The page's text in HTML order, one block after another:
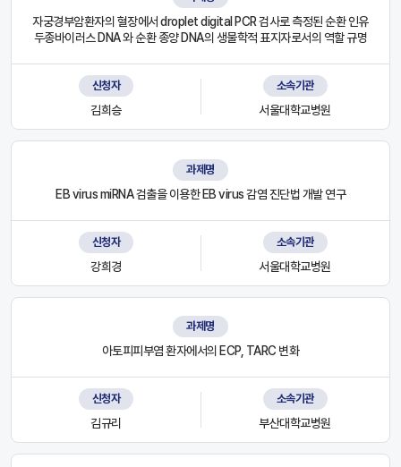
자궁경부암환자의 혈장에서 droplet digital PCR 검사로 측정된 순환 인유
두종바이러스 DNA 와 순환 종양 DNA의 생물학적 표지자로서의 역할 규명
신청자
김희승
소속기관
서울대학교병원
과제명
EB virus miRNA 검출을 이용한 EB virus 감염 진단법 개발 연구
신청자
강희경
소속기관
서울대학교병원
과제명
아토피피부염 환자에서의 ECP, TARC 변화
신청자
김규리
소속기관
부산대학교병원